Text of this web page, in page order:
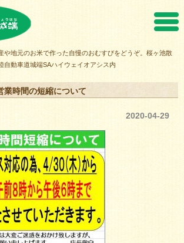
や地元のお米で作った自慢のおむすびをどうぞ。桜ヶ池散
自動車道城端SAハイウェイオアシス内
業時間の短縮について
2020-04-29